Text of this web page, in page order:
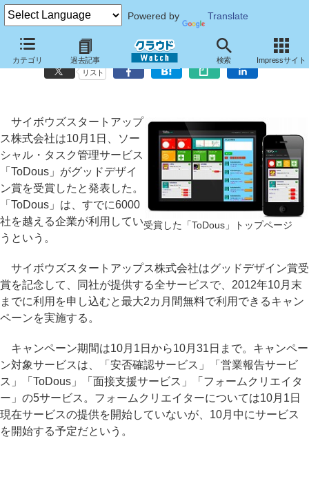
Powered by Translate
カテゴリ 過去記事 検索 Impressサイト
Cstap、グッドデザイン賞受賞記念で全サービスを最大2カ月無料に
リスト
受賞した「ToDous」トップページ
サイボウズスタートアップ
ス株式会社は10月1日、ソー
シャル・タスク管理サービス
「ToDous」がグッドデザイ
ン賞を受賞したと発表した。
「ToDous」は、すでに6000
社を越える企業が利用してい
うという。
サイボウズスタートアップス株式会社はグッドデザイン賞受
賞を記念して、同社が提供する全サービスで、2012年10月末
までに利用を申し込むと最大2カ月間無料で利用できるキャン
ペーンを実施する。
キャンペーン期間は10月1日から10月31日まで。キャンペー
ン対象サービスは、「安否確認サービス」「営業報告サービ
ス」「ToDous」「面接支援サービス」「フォームクリエイタ
ー」の5サービス。フォームクリエイターについては10月1日
現在サービスの提供を開始していないが、10月中にサービス
を開始する予定だという。